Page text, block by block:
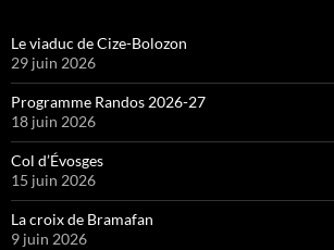
Le viaduc de Cize-Bolozon
29 juin 2026
Programme Randos 2026-27
18 juin 2026
Col d’Évosges
15 juin 2026
La croix de Bramafan
9 juin 2026